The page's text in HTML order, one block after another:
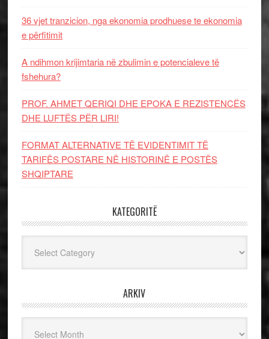
36 vjet tranzicion, nga ekonomia prodhuese te ekonomia
e përfitimit
A ndihmon krijimtaria në zbulimin e potencialeve të
fshehura?
PROF. AHMET QERIQI DHE EPOKA E REZISTENCЁS
DHE LUFTЁS PЁR LIRI!
FORMAT ALTERNATIVE TË EVIDENTIMIT TË
TARIFËS POSTARE NË HISTORINË E POSTËS
SHQIPTARE
KATEGORITË
ARKIV